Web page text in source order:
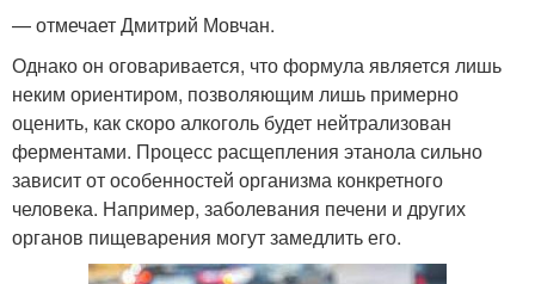
— отмечает Дмитрий Мовчан.
Однако он оговаривается, что формула является лишь
неким ориентиром, позволяющим лишь примерно
оценить, как скоро алкоголь будет нейтрализован
ферментами. Процесс расщепления этанола сильно
зависит от особенностей организма конкретного
человека. Например, заболевания печени и других
органов пищеварения могут замедлить его.